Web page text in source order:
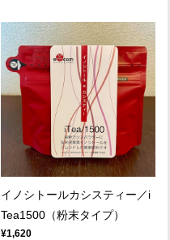
イノシトールカシスティー／i
Tea1500（粉末タイプ）
¥1,620